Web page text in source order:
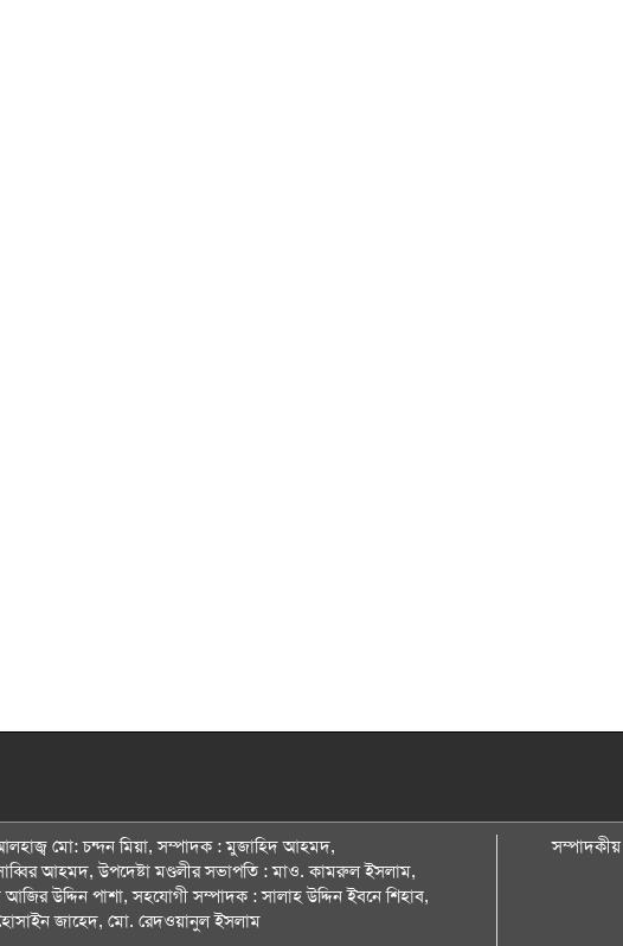
মো: চন্দন মিয়া, সম্পাদক : মুজাহিদ আহমদ,
আহমদ, উপদেষ্টা মণ্ডলীর সভাপতি : মাও. কামরুল ইসলাম,
আজির উদ্দিন পাশা, সহযোগী সম্পাদক : সালাহ উদ্দিন ইবনে শিহাব,
জাহেদ, মো. রেদওয়ানুল ইসলাম